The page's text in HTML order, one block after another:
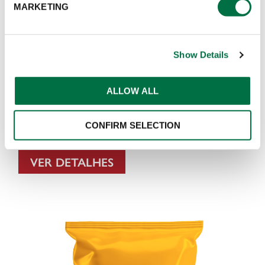
MARKETING
Show Details
ALLOW ALL
CONFIRM SELECTION
Panko Farinha Para Empanar
VER DETALHES